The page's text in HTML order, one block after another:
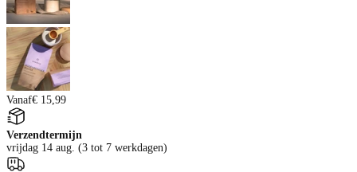
Vanaf€ 15,99
Verzendtermijn
vrijdag 14 aug. (3 tot 7 werkdagen)